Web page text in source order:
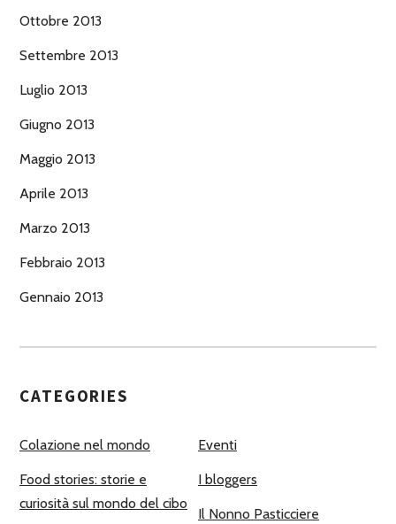
Ottobre 2013
Settembre 2013
Luglio 2013
Giugno 2013
Maggio 2013
Aprile 2013
Marzo 2013
Febbraio 2013
Gennaio 2013
CATEGORIES
Colazione nel mondo Eventi
Food stories: storie e
curiosità sul mondo del cibo
I bloggers
Il Nonno Pasticciere